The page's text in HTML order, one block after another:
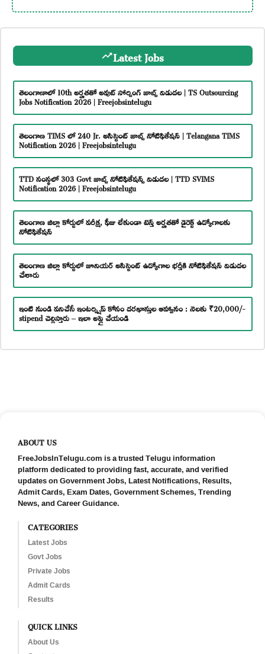
Latest Jobs
తెలంగాణాలో 10th అర్హతతో అవుట్ సోర్సింగ్ జాబ్స్ విడుదల | TS Outsourcing
Jobs Notification 2026 | Freejobsintelugu
తెలంగాణ TIMS లో 240 Jr. అసిస్టెంట్ జాబ్స్ నోటిఫికేషన్ | Telangana TIMS
Notification 2026 | Freejobsintelugu
TTD సంస్థలో 303 Govt జాబ్స్ నోటిఫికేషన్స్ విడుదల | TTD SVIMS
Notification 2026 | Freejobsintelugu
తెలంగాణ జిల్లా కోర్టులో పరీక్ష, ఫీజు లేకుండా టెన్త్ అర్హతతో డైరెక్ట్ ఉద్యోగాలకు
నోటిఫికేషన్
తెలంగాణ జిల్లా కోర్టులో జూనియర్ అసిస్టెంట్ ఉద్యోగాల భర్తీకి నోటిఫికేషన్ విడుదల
చేశారు
ఇంటి నుండి పనిచేసే ఇంటర్న్షిప్ కోసం దరఖాస్తుల ఆహ్వానం : నెలకు ₹20,000/-
stipend చెల్లిస్తారు – ఇలా అప్లై చేయండి
ABOUT US
FreeJobsInTelugu.com is a trusted Telugu information
platform dedicated to providing fast, accurate, and verified
updates on Government Jobs, Latest Notifications, Results,
Admit Cards, Exam Dates, Government Schemes, Trending
News, and Career Guidance.
CATEGORIES
Latest Jobs
Govt Jobs
Private Jobs
Admit Cards
Results
QUICK LINKS
About Us